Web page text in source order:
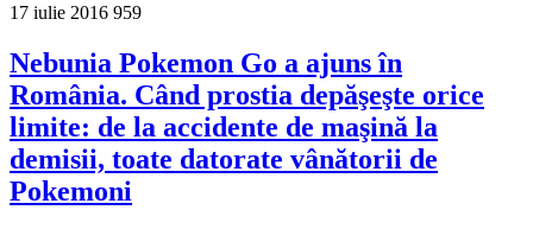
17 iulie 2016 959
Nebunia Pokemon Go a ajuns în
România. Când prostia depăşeşte orice
limite: de la accidente de maşină la
demisii, toate datorate vânătorii de
Pokemoni